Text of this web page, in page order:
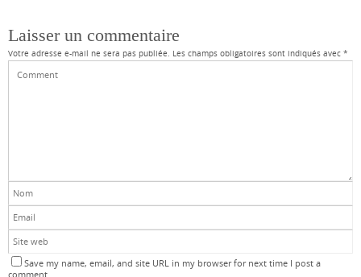
Laisser un commentaire
Votre adresse e-mail ne sera pas publiée. Les champs obligatoires sont indiqués avec *
Save my name, email, and site URL in my browser for next time I post a